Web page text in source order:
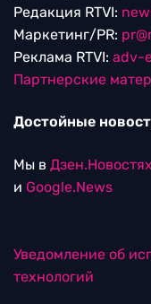
Редакция RTVI:
Маркетинг/PR:
Реклама RTVI: adv-
Партнерские
Достойные
Мы в Дзен.Новостях
и Google.News
Уведомление об
технологий